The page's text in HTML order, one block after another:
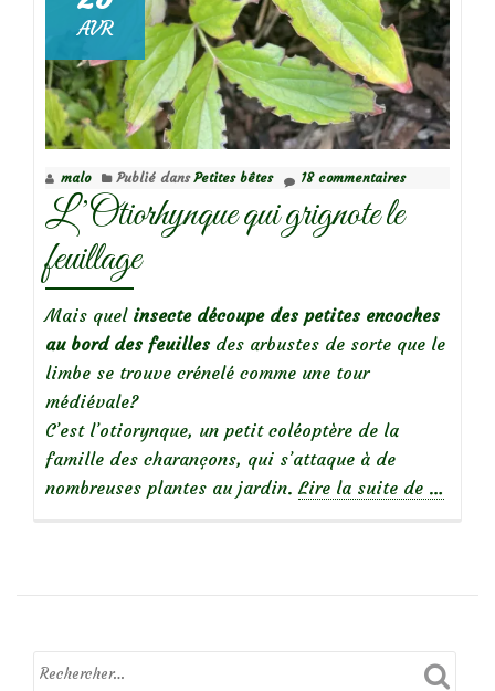
AVR
malo Publié dansPetites bêtes 18 commentaires
L’Otiorhynque qui grignote le
feuillage
Mais quelinsecte découpe des petites encoches
aubord des feuilles des arbustes de sorte que le
limbe se trouve crénelé comme une tour
médiévale?
C’est l’otiorynque, un petit coléoptère de la
famille des charançons, qui s’attaque à de
nombreuses plantes au jardin. Lire la suite de
grignote
…